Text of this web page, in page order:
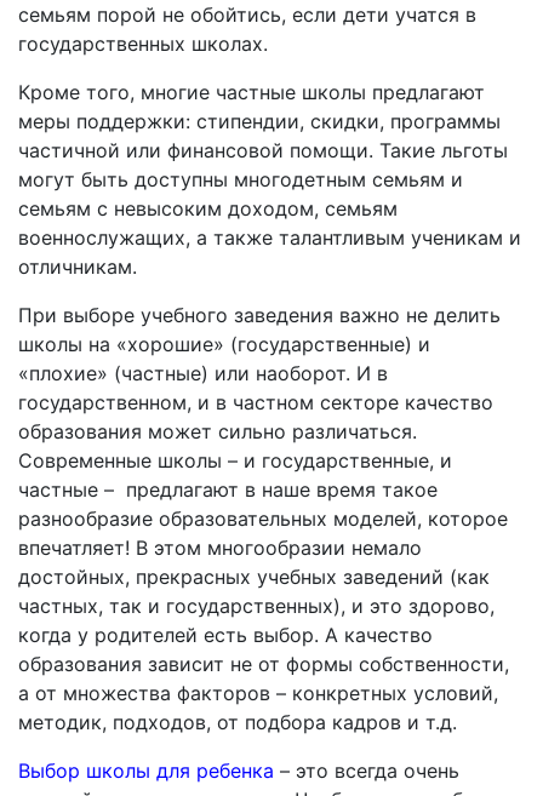
семьям порой не обойтись, если дети учатся в
государственных школах.
Кроме того, многие частные школы предлагают
меры поддержки: стипендии, скидки, программы
частичной или финансовой помощи. Такие льготы
могут быть доступны многодетным семьям и
семьям с невысоким доходом, семьям
военнослужащих, а также талантливым ученикам и
отличникам.
При выборе учебного заведения важно не делить
школы на «хорошие» (государственные) и
«плохие» (частные) или наоборот. И в
государственном, и в частном секторе качество
образования может сильно различаться.
Современные школы – и государственные, и
частные – предлагают в наше время такое
разнообразие образовательных моделей, которое
впечатляет! В этом многообразии немало
достойных, прекрасных учебных заведений (как
частных, так и государственных), и это здорово,
когда у родителей есть выбор. А качество
образования зависит не от формы собственности,
а от множества факторов – конкретных условий,
методик, подходов, от подбора кадров и т.д.
Выбор школы для ребенка – это всегда очень